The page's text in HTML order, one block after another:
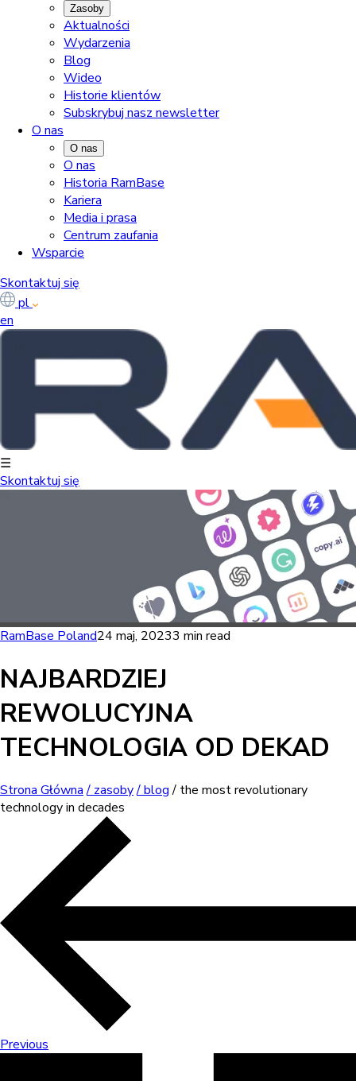
Zasoby
Aktualności
Wydarzenia
Blog
Wideo
Historie klientów
Subskrybuj nasz newsletter
O nas
O nas
O nas
Historia RamBase
Kariera
Media i prasa
Centrum zaufania
Wsparcie
Skontaktuj się
pl
en
☰
Skontaktuj się
RamBase Poland24 maj, 20233 min read
NAJBARDZIEJ
REWOLUCYJNA
TECHNOLOGIA OD DEKAD
Strona Główna / zasoby/ blog/ the most revolutionary
technology in decades
Previous